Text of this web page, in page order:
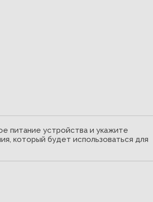
питание устройства и укажите
который будет использоваться для